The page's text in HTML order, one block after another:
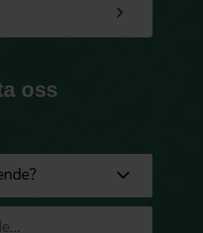
keyboard_arrow_right
oss